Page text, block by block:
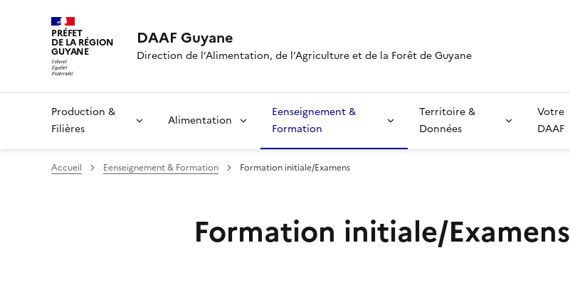
PRÉFET
DE LA RÉGION
GUYANE
DAAF Guyane
Direction de l’Alimentation, de l’Agriculture et de la Forêt de Guyane
Production &
Filières
Alimentation
Eenseignement &
Formation
Territoire &
Données
Votre
DAAF
Accueil Eenseignement & Formation Formation initiale/Examens
Formation initiale/Examens